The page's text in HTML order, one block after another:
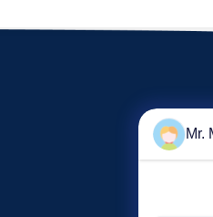
Mr.